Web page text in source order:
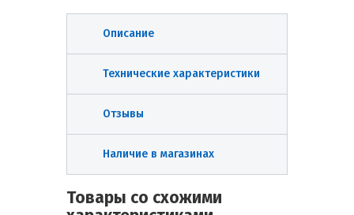
Описание
Технические характеристики
Отзывы
Наличие в магазинах
Товары со схожими